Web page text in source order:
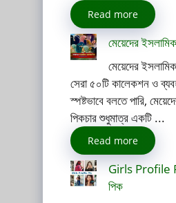
Read more
মেয়েদের
মেয়েদের
সেরা ৫০টি কালেকশন ও
স্পষ্টভাবে বলতে পারি,
পিকচার শুধুমাত্র একটি ...
Read more
Girls Profile
পিক